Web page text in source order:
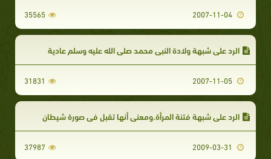
35565
الرد علي شبهة ولادة النبى محمد صلى الله عليه وسلم عادية
31831
الرد علي شبهة فتنة المرأة.ومعنى أنها تقبل في صورة شيطان
37987